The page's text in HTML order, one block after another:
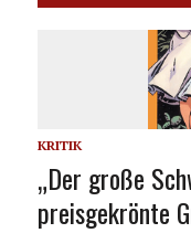
KRITIK
„Der große
preisgekrönte